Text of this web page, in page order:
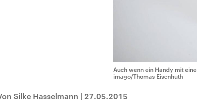
Auch wenn ein Handy mit
imago/Thomas Eisenhuth
Silke Hasselmann | 27.05.2015